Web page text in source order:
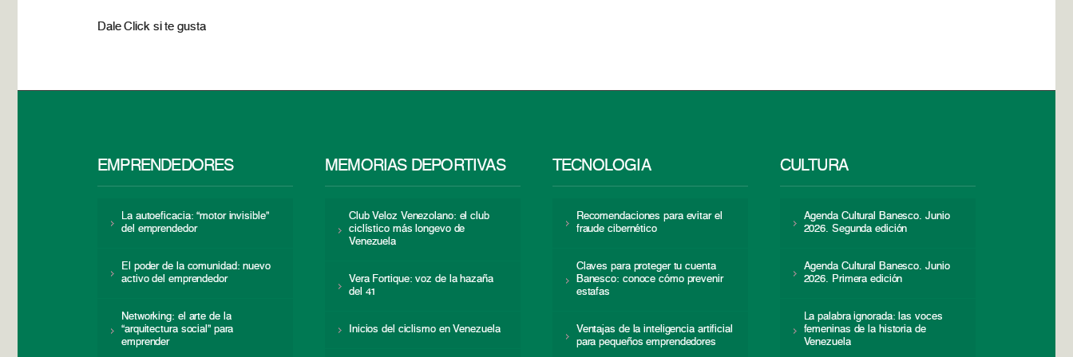
Dale Click si te gusta
EMPRENDEDORES
La autoeficacia: “motor invisible”
del emprendedor
El poder de la comunidad: nuevo
activo del emprendedor
Networking: el arte de la
“arquitectura social” para
emprender
MEMORIAS DEPORTIVAS
Club Veloz Venezolano: el club
ciclístico más longevo de
Venezuela
Vera Fortique: voz de la hazaña
del 41
Inicios del ciclismo en Venezuela
TECNOLOGÍA
Recomendaciones para evitar el
fraude cibernético
Claves para proteger tu cuenta
Banesco: conoce cómo prevenir
estafas
Ventajas de la inteligencia artificial
para pequeños emprendedores
CULTURA
Agenda Cultural Banesco. Junio
2026. Segunda edición
Agenda Cultural Banesco. Junio
2026. Primera edición
La palabra ignorada: las voces
femeninas de la historia de
Venezuela